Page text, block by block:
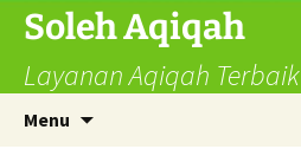
Skip
content
Soleh Aqiqah
Layanan Aqiqah Terbaik
Menu